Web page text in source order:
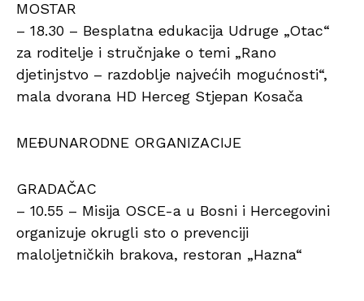
MOSTAR
– 18.30 – Besplatna edukacija Udruge „Otac“
za roditelje i stručnjake o temi „Rano
djetinjstvo – razdoblje najvećih mogućnosti“,
mala dvorana HD Herceg Stjepan Kosača
MEĐUNARODNE ORGANIZACIJE
GRADAČAC
– 10.55 – Misija OSCE-a u Bosni i Hercegovini
organizuje okrugli sto o prevenciji
maloljetničkih brakova, restoran „Hazna“